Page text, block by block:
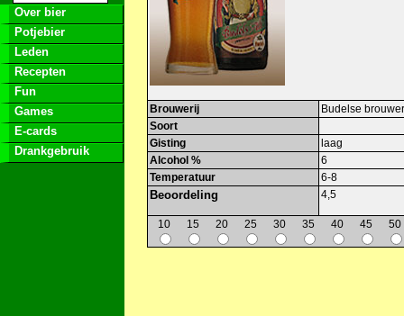
Over bier
Potjebier
Leden
Recepten
Fun
Games
E-cards
Drankgebruik
Brouwerij
Budelse
Soort
Gisting
laag
Alcohol %
6
Temperatuur
6-8
Beoordeling 4,5
10 15 20 25 30 35 40 45 50